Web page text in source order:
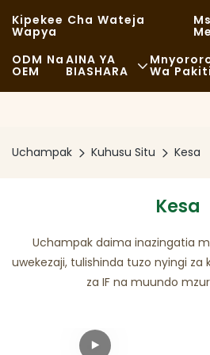
Kipekee Cha Wateja
Wapya
ODM Na
OEM
AINA YA
BIASHARA
Kahawa Na Maduka Ya
Bufe
Malori Ya Chakula
Wa Pakiti
Teknolojia
Uchampak Kuhusu Situ Kesa
Kesa
Uchampak daima inazingatia
uwekezaji, tulishinda tuzo nyingi
za IF na muundo